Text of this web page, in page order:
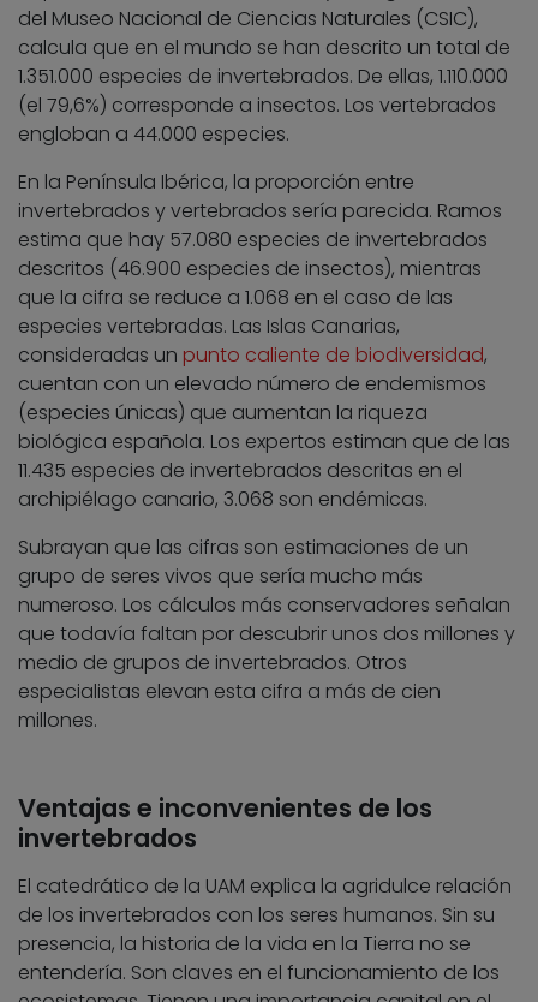
del Museo Nacional de Ciencias Naturales (CSIC),
calcula que en el mundo se han descrito un total de
1.351.000 especies de invertebrados. De ellas, 1.110.000
(el 79,6%) corresponde a insectos. Los vertebrados
engloban a 44.000 especies.
En la Península Ibérica, la proporción entre
invertebrados y vertebrados sería parecida. Ramos
estima que hay 57.080 especies de invertebrados
descritos (46.900 especies de insectos), mientras
que la cifra se reduce a 1.068 en el caso de las
especies vertebradas. Las Islas Canarias,
consideradas un punto caliente de biodiversidad,
cuentan con un elevado número de endemismos
(especies únicas) que aumentan la riqueza
biológica española. Los expertos estiman que de las
11.435 especies de invertebrados descritas en el
archipiélago canario, 3.068 son endémicas.
Subrayan que las cifras son estimaciones de un
grupo de seres vivos que sería mucho más
numeroso. Los cálculos más conservadores señalan
que todavía faltan por descubrir unos dos millones y
medio de grupos de invertebrados. Otros
especialistas elevan esta cifra a más de cien
millones.
Ventajas e inconvenientes de los
invertebrados
El catedrático de la UAM explica la agridulce relación
de los invertebrados con los seres humanos. Sin su
presencia, la historia de la vida en la Tierra no se
entendería. Son claves en el funcionamiento de los